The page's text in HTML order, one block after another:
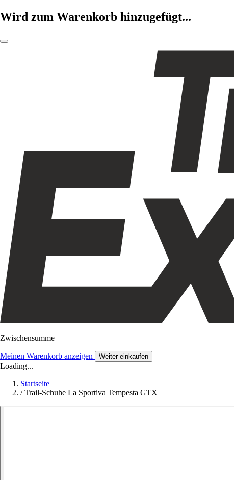
Wird zum Warenkorb hinzugefügt...
Zwischensumme
Meinen Warenkorb anzeigen Weiter einkaufen
Loading...
Startseite
/ Trail-Schuhe La Sportiva Tempesta GTX